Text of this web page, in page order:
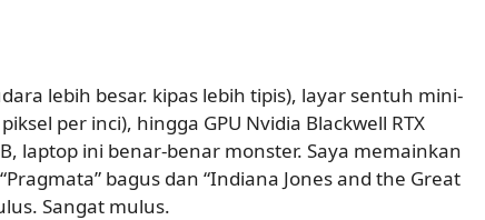
lebih besar. kipas lebih tipis), layar sentuh mini-
per inci), hingga GPU Nvidia Blackwell RTX
laptop ini benar-benar monster. Saya memainkan
bagus dan “Indiana Jones and the Great
Sangat mulus.